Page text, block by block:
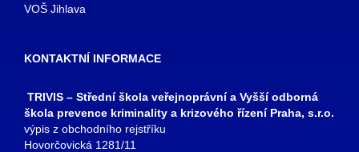
VOŠ Jihlava
KONTAKTNÍ INFORMACE
TRIVIS – Střední škola veřejnoprávní a Vyšší odborná
škola prevence kriminality a krizového řízení Praha, s.r.o.
výpis z obchodního rejstříku
Hovorčovická 1281/11